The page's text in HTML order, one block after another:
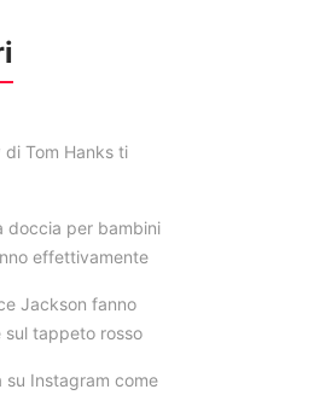
Tom Hanks ti
doccia per bambini
effettivamente
Jackson fanno
sul tappeto rosso
su Instagram come